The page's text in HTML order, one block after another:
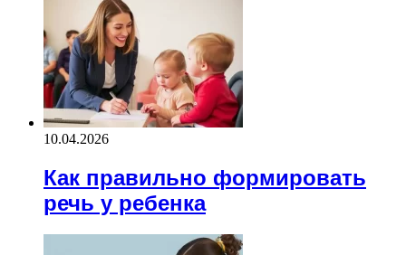
10.04.2026
Как правильно формировать
речь у ребенка